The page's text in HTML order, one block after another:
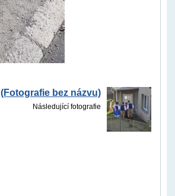
(Fotografie bez názvu)
Následující fotografie